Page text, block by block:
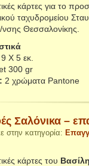
κάρτες για το
ταχυδρομείου
νσης Θεσσαλονίκης.
9 Χ 5 εκ.
300 gr
2 χρώματα Pantone
Σαλόνικα –
στην κατηγορία:
κάρτες του